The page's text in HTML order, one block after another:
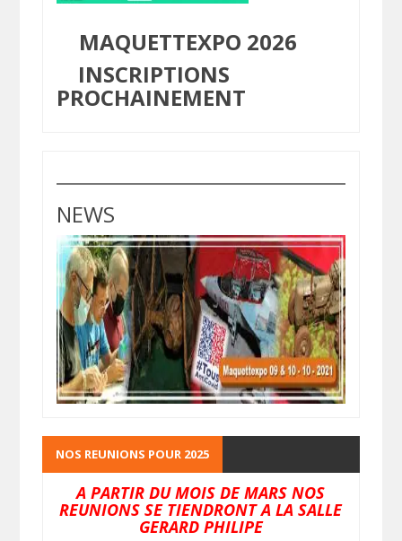
MAQUETTEXPO 2026
INSCRIPTIONS
PROCHAINEMENT
NEWS
NOS REUNIONS POUR 2025
A PARTIR DU MOIS DE MARS NOS
REUNIONS SE TIENDRONT A LA SALLE
GERARD PHILIPE